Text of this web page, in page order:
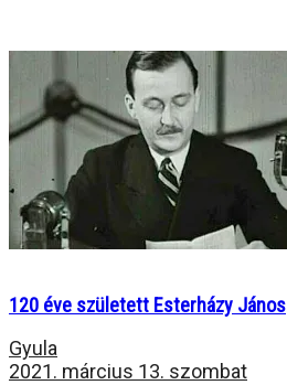
120 éve született Esterházy János
Gyula
2021. március 13. szombat